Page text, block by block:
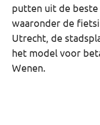
putten uit de beste
waaronder de
Utrecht, de
het model voor
Wenen.